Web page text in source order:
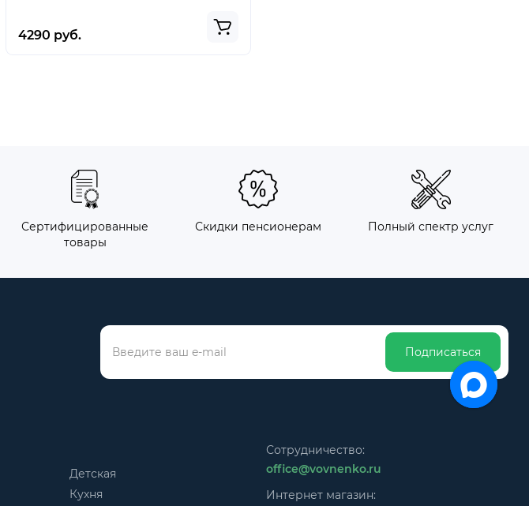
4290 руб.
Сертифицированные
товары
Скидки пенсионерам Полный спектр услуг
Подписаться
Детская
Кухня
Сотрудничество:
office@vovnenko.ru
Интернет магазин: